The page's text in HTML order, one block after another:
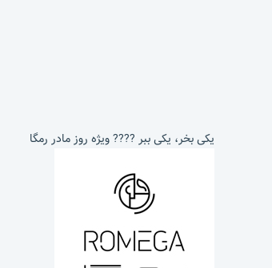
یکی بخر، یکی ببر ???? ویژه روز مادر رمگا